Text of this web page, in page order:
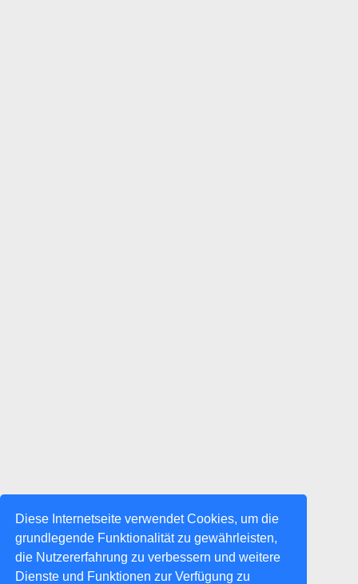
Diese Internetseite verwendet Cookies, um die
grundlegende Funktionalität zu gewährleisten,
die Nutzererfahrung zu verbessern und weitere
Dienste und Funktionen zur Verfügung zu